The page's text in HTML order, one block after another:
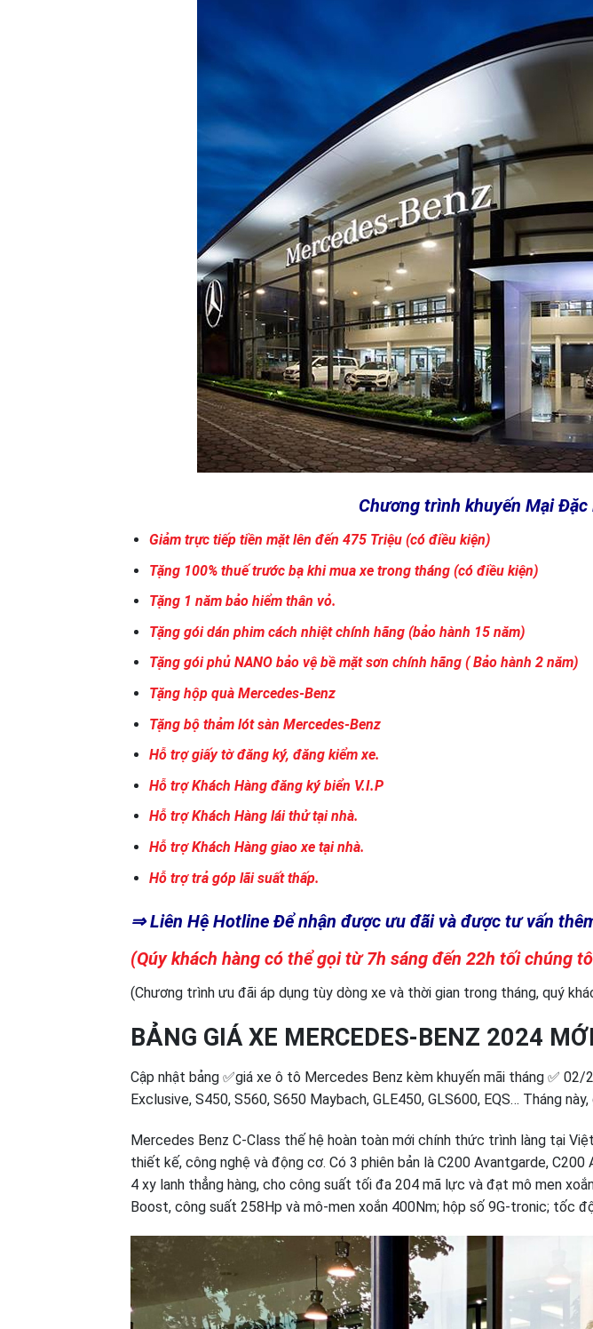
Chương trình khuyến Mại Đặc
Giảm trực tiếp tiền mặt lên đến 475 Triệu (có điều kiện)
Tặng 100% thuế trước bạ khi mua xe trong tháng (có điều kiện)
Tặng 1 năm bảo hiểm thân vỏ.
Tặng gói dán phim cách nhiệt chính hãng (bảo hành 15 năm)
Tặng gói phủ NANO bảo vệ bề mặt sơn chính hãng ( Bảo hành 2 năm)
Tặng hộp quà Mercedes-Benz
Tặng bộ thảm lót sàn Mercedes-Benz
Hỗ trợ giấy tờ đăng ký, đăng kiểm xe.
Hỗ trợ Khách Hàng đăng ký biển V.I.P
Hỗ trợ Khách Hàng lái thử tại nhà.
Hỗ trợ Khách Hàng giao xe tại nhà.
Hỗ trợ trả góp lãi suất thấp.
⇒ Liên Hệ Hotline Để nhận được ưu đãi và được tư vấn
(Qúy khách hàng có thể gọi từ 7h sáng đến 22h tối chúng
(Chương trình ưu đãi áp dụng tùy dòng xe và thời gian trong tháng, quý
BẢNG GIÁ XE MERCEDES-BENZ 2024
Cập nhật bảng ✅giá xe ô tô Mercedes Benz kèm khuyến mãi tháng ✅
Exclusive, S450, S560, S650 Maybach, GLE450, GLS600, EQS… Tháng
Mercedes Benz C-Class thế hệ hoàn toàn mới chính thức trình làng tại
thiết kế, công nghệ và động cơ. Có 3 phiên bản là C200 Avantgarde,
4 xy lanh thẳng hàng, cho công suất tối đa 204 mã lực và đạt mô men
Boost, công suất 258Hp và mô-men xoắn 400Nm; hộp số 9G-tronic; tốc